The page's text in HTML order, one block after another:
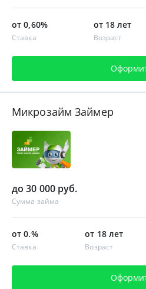
от 0,60%
Ставка
от 18 лет
Возраст
Микрозайм Займер
до 30 000 руб.
Сумма займа
от 0.%
Ставка
от 18 лет
Возраст